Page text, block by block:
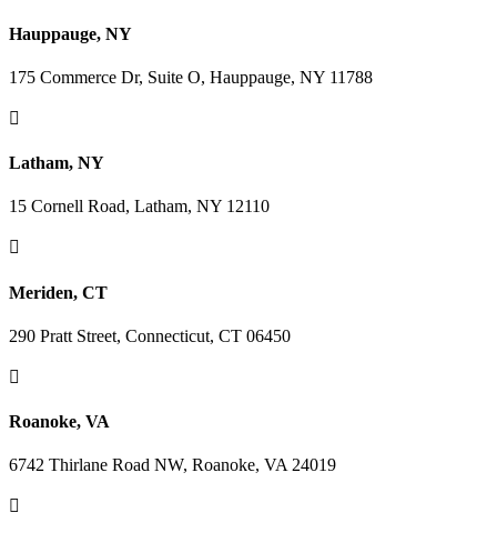
Hauppauge, NY
175 Commerce Dr, Suite O, Hauppauge, NY 11788

Latham, NY
15 Cornell Road, Latham, NY 12110

Meriden, CT
290 Pratt Street, Connecticut, CT 06450

Roanoke, VA
6742 Thirlane Road NW, Roanoke, VA 24019
